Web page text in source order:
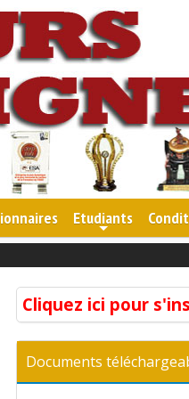
+
Etudiants
Les
Cliquez ici pour
Documents